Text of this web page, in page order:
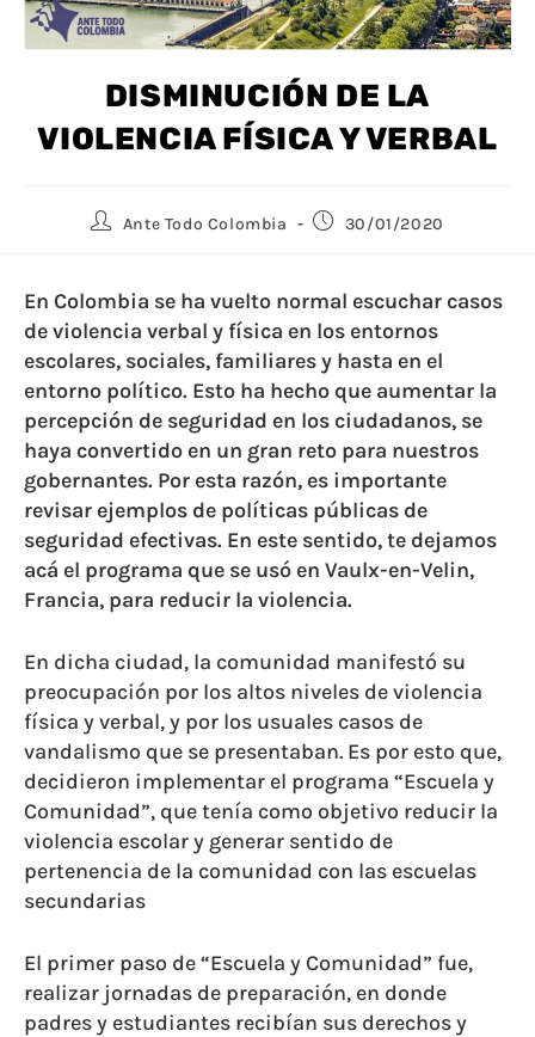
DISMINUCIÓN DE LA
VIOLENCIA FÍSICA Y VERBAL
Ante Todo Colombia 30/01/2020
En Colombia se ha vuelto normal escuchar casos
de violencia verbal y física en los entornos
escolares, sociales, familiares y hasta en el
entorno político. Esto ha hecho que aumentar la
percepción de seguridad en los ciudadanos, se
haya convertido en un gran reto para nuestros
gobernantes. Por esta razón, es importante
revisar ejemplos de políticas públicas de
seguridad efectivas. En este sentido, te dejamos
acá el programa que se usó en Vaulx-en-Velin,
Francia, para reducir la violencia.
En dicha ciudad, la comunidad manifestó su
preocupación por los altos niveles de violencia
física y verbal, y por los usuales casos de
vandalismo que se presentaban. Es por esto que,
decidieron implementar el programa “Escuela y
Comunidad”, que tenía como objetivo reducir la
violencia escolar y generar sentido de
pertenencia de la comunidad con las escuelas
secundarias
El primer paso de “Escuela y Comunidad” fue,
realizar jornadas de preparación, en donde
padres y estudiantes recibían sus derechos y